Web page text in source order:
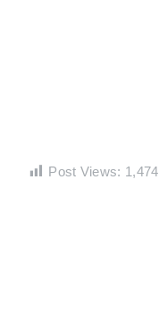
Post Views: 1,474